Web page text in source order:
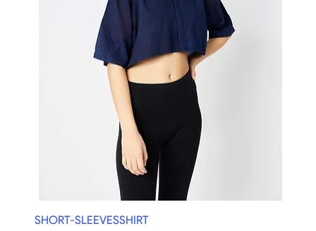
SHORT-SLEEVESSHIRT